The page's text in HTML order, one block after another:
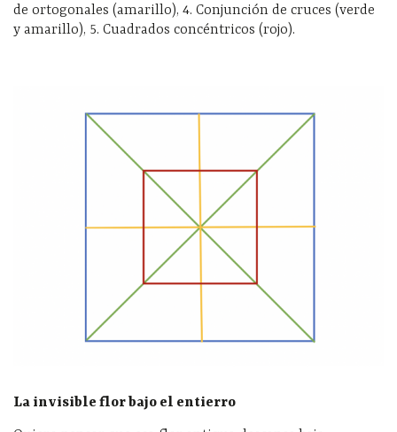
de ortogonales (amarillo), 4. Conjunción de cruces (verde
y amarillo), 5. Cuadrados concéntricos (rojo).
La invisible flor bajo el entierro